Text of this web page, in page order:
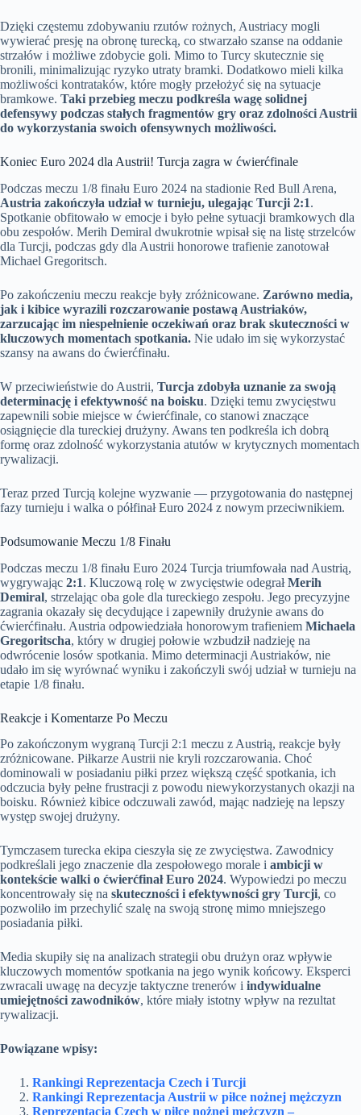
Dzięki częstemu zdobywaniu rzutów rożnych, Austriacy mogli
wywierać presję na obronę turecką, co stwarzało szanse na oddanie
strzałów i możliwe zdobycie goli. Mimo to Turcy skutecznie się
bronili, minimalizując ryzyko utraty bramki. Dodatkowo mieli kilka
możliwości kontrataków, które mogły przełożyć się na sytuacje
bramkowe. Taki przebieg meczu podkreśla wagę solidnej
defensywy podczas stałych fragmentów gry oraz zdolności Austrii
do wykorzystania swoich ofensywnych możliwości.
Koniec Euro 2024 dla Austrii! Turcja zagra w ćwierćfinale
Podczas meczu 1/8 finału Euro 2024 na stadionie Red Bull Arena,
Austria zakończyła udział w turnieju, ulegając Turcji 2:1.
Spotkanie obfitowało w emocje i było pełne sytuacji bramkowych dla
obu zespołów. Merih Demiral dwukrotnie wpisał się na listę strzelców
dla Turcji, podczas gdy dla Austrii honorowe trafienie zanotował
Michael Gregoritsch.
Po zakończeniu meczu reakcje były zróżnicowane. Zarówno media,
jak i kibice wyrazili rozczarowanie postawą Austriaków,
zarzucając im niespełnienie oczekiwań oraz brak skuteczności w
kluczowych momentach spotkania. Nie udało im się wykorzystać
szansy na awans do ćwierćfinału.
W przeciwieństwie do Austrii, Turcja zdobyła uznanie za swoją
determinację i efektywność na boisku. Dzięki temu zwycięstwu
zapewnili sobie miejsce w ćwierćfinale, co stanowi znaczące
osiągnięcie dla tureckiej drużyny. Awans ten podkreśla ich dobrą
formę oraz zdolność wykorzystania atutów w krytycznych momentach
rywalizacji.
Teraz przed Turcją kolejne wyzwanie — przygotowania do następnej
fazy turnieju i walka o półfinał Euro 2024 z nowym przeciwnikiem.
Podsumowanie Meczu 1/8 Finału
Podczas meczu 1/8 finału Euro 2024 Turcja triumfowała nad Austrią,
wygrywając 2:1. Kluczową rolę w zwycięstwie odegrałMerih
Demiral, strzelając oba gole dla tureckiego zespołu. Jego precyzyjne
zagrania okazały się decydujące i zapewniły drużynie awans do
ćwierćfinału. Austria odpowiedziała honorowym trafieniem Michaela
Gregoritscha, który w drugiej połowie wzbudził nadzieję na
odwrócenie losów spotkania. Mimo determinacji Austriaków, nie
udało im się wyrównać wyniku i zakończyli swój udział w turnieju na
etapie 1/8 finału.
Reakcje i Komentarze Po Meczu
Po zakończonym wygraną Turcji 2:1 meczu z Austrią, reakcje były
zróżnicowane. Piłkarze Austrii nie kryli rozczarowania. Choć
dominowali w posiadaniu piłki przez większą część spotkania, ich
odczucia były pełne frustracji z powodu niewykorzystanych okazji na
boisku. Również kibice odczuwali zawód, mając nadzieję na lepszy
występ swojej drużyny.
Tymczasem turecka ekipa cieszyła się ze zwycięstwa. Zawodnicy
podkreślali jego znaczenie dla zespołowego morale i ambicji w
kontekście walki o ćwierćfinał Euro 2024. Wypowiedzi po meczu
koncentrowały się na skuteczności i efektywności gry Turcji, co
pozwoliło im przechylić szalę na swoją stronę mimo mniejszego
posiadania piłki.
Media skupiły się na analizach strategii obu drużyn oraz wpływie
kluczowych momentów spotkania na jego wynik końcowy. Eksperci
zwracali uwagę na decyzje taktyczne trenerów i indywidualne
umiejętności zawodników, które miały istotny wpływ na rezultat
rywalizacji.
Powiązane wpisy:
Rankingi Reprezentacja Czech i Turcji
Rankingi Reprezentacja Austrii w piłce nożnej mężczyzn
Reprezentacja Czech w piłce nożnej mężczyzn –